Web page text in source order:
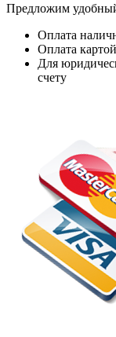
Предложим
Оплата
Оплата
Для
счету